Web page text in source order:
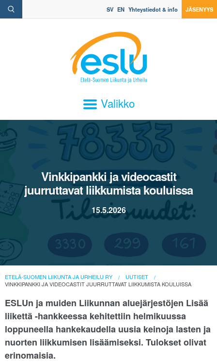
SV EN Yhteystiedot & info JÄSENYYS
Valikko
Vinkkipankki ja videocastit
juurruttavat liikkumista kouluissa
15.5.2026
ETELÄ-SUOMEN LIIKUNTA JA URHEILU RY
UUTISET
VINKKIPANKKI JA VIDEOCASTIT JUURRUTTAVAT LIIKKUMISTA KOULUISSA
ESLUn ja muiden Liikunnan aluejärjestöjen Lisää
liikettä -hankkeessa kehitettiin helmikuussa
loppuneella hankekaudella uusia keinoja lasten ja
nuorten liikkumisen lisäämiseksi. Tulokset olivat
erinomaisia.